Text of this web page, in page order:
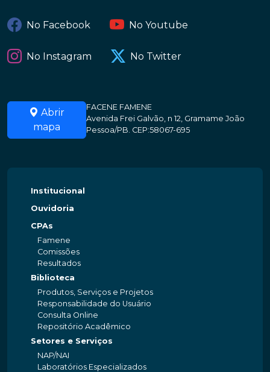
No Facebook No Youtube
No Instagram No Twitter
Abrir
mapa
FACENE FAMENE
Avenida Frei Galvão, n 12, Gramame João
Pessoa/PB. CEP:58067-695
Institucional
Ouvidoria
CPAs
Famene
Comissões
Resultados
Biblioteca
Produtos, Serviços e Projetos
Responsabilidade do Usuário
Consulta Online
Repositório Acadêmico
Setores e Serviços
NAP/NAI
Laboratórios Especializados